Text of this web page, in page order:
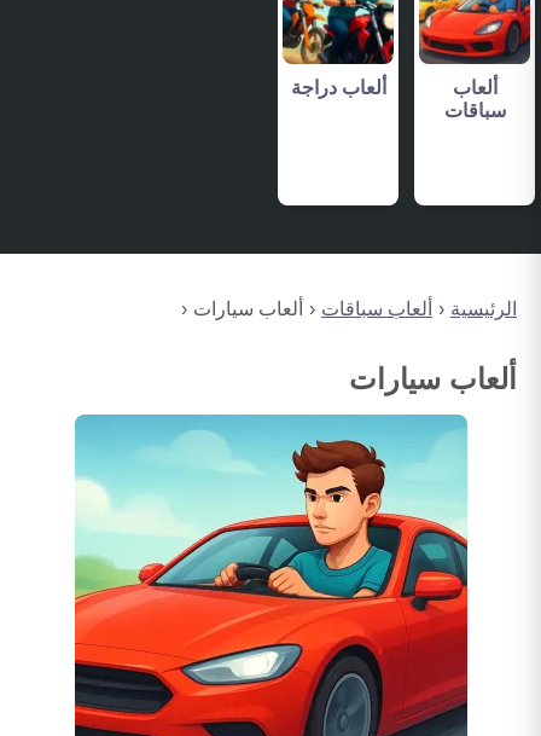
الرئيسية ألعاب سباقات ألعاب سيارات
ألعاب سيارات
ألعاب
سباقات
ألعاب دراجة